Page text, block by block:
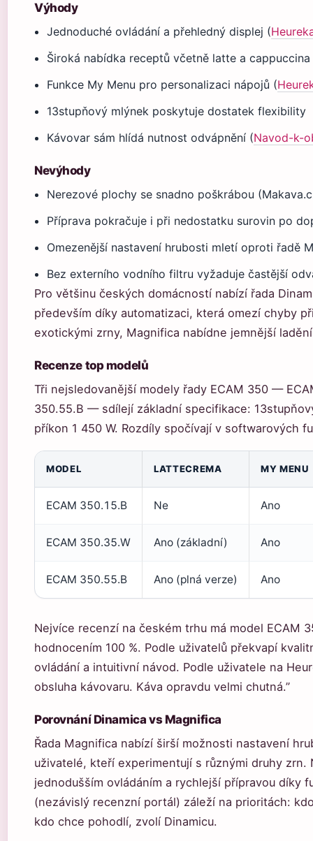
Výhody
Jednoduché ovládání a přehledný displej (
Široká nabídka receptů včetně latte a cappuccina
Funkce My Menu pro personalizaci nápojů (
13stupňový mlýnek poskytuje dostatek flexibility
Kávovar sám hlídá nutnost odvápnění (Navod-k-
Nevýhody
Nerezové plochy se snadno poškrábou
Příprava pokračuje i při nedostatku surovin po
Omezenější nastavení hrubosti mletí oproti řadě
Bez externího vodního filtru vyžaduje častější
Pro většinu českých domácností nabízí řada
především díky automatizaci, která omezí chyby
exotickými zrny, Magnifica nabídne jemnější
Recenze top modelů
Tři nejsledovanější modely řady ECAM 350 —
350.55.B — sdílejí základní specifikace:
příkon 1 450 W. Rozdíly spočívají v softwarových
MODEL LATTECREMA MY MENU
ECAM 350.15.B Ne Ano
ECAM 350.35.W Ano (základní) Ano
ECAM 350.55.B Ano (plná verze) Ano
Nejvíce recenzí na českém trhu má model ECAM
hodnocením 100 %. Podle uživatelů překvapí
ovládání a intuitivní návod. Podle uživatele na
obsluha kávovaru. Káva opravdu velmi chutná.”
Porovnání Dinamica vs Magnifica
Řada Magnifica nabízí širší možnosti nastavení
uživatelé, kteří experimentují s různými druhy zrn.
jednodušším ovládáním a rychlejší přípravou díky
(nezávislý recenzní portál) záleží na prioritách:
kdo chce pohodlí, zvolí Dinamicu.